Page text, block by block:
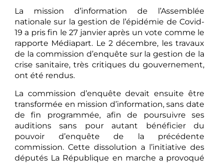
La mission d’information de l’Assemblée
nationale sur la gestion de l’épidémie de Covid-
19 a pris fin le 27 janvier après un vote comme le
rapporte Médiapart. Le 2 décembre, les travaux
de la commission d’enquête sur la gestion de la
crise sanitaire, très critiques du gouvernement,
ont été rendus.
La commission d’enquête devait ensuite être
transformée en mission d’information, sans date
de fin programmée, afin de poursuivre ses
auditions sans pour autant bénéficier du
pouvoir d’enquête de la précédente
commission. Cette dissolution a l’initiative des
députés La République en marche a provoqué